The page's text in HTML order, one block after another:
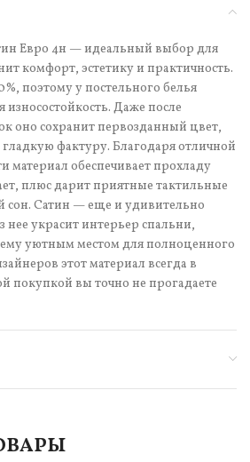
Евро 4н — идеальный выбор для
комфорт, эстетику и практичность.
поэтому у постельного белья
Даже после
оно сохранит первозданный цвет,
фактуру. Благодаря отличной
материал обеспечивает прохладу
плюс дарит приятные тактильные
Сатин — еще и удивительно
нее украсит интерьер спальни,
уютным местом для полноценного
этот материал всегда в
покупкой вы точно не прогадаете